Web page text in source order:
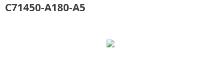
C71450-A180-A5